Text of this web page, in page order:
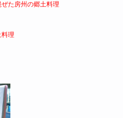
た房州の郷土料理
理